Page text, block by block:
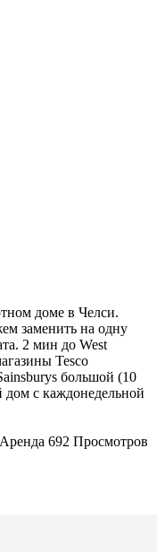
доме в Челси.
заменить на одну
2 мин до West
Tesco
большой (10
с каждонедельной
Аренда 692 Просмотров